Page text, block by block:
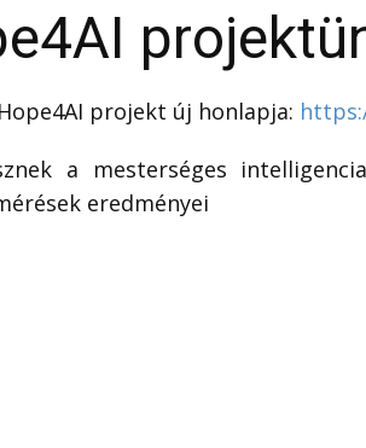
projekt új honlapja:
a mesterséges
eredményei